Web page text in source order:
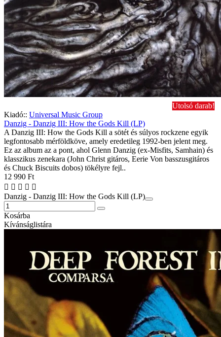
Utolsó darab!
Kiadó:: Universal Music Group
Danzig - Danzig III: How the Gods Kill (LP)
A Danzig III: How the Gods Kill a sötét és súlyos rockzene egyik
legfontosabb mérföldköve, amely eredetileg 1992-ben jelent meg.
Ez az album az a pont, ahol Glenn Danzig (ex-Misfits, Samhain) és
klasszikus zenekara (John Christ gitáros, Eerie Von basszusgitáros
és Chuck Biscuits dobos) tökélyre fejl..
12 990 Ft
Danzig - Danzig III: How the Gods Kill (LP)
Kosárba
Kívánságlistára